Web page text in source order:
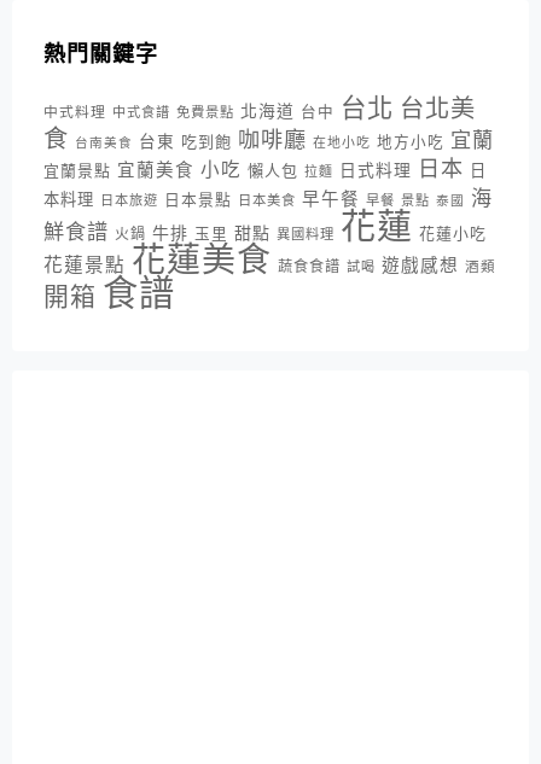
熱門關鍵字
中式料理 中式食譜 免費景點 北海道 台中 台北 台北美
食 台南美食 台東 吃到飽 咖啡廳 在地小吃 地方小吃 宜蘭
宜蘭景點 宜蘭美食 小吃 懶人包 拉麵 日式料理 日本 日
本料理
日本旅遊 日本景點 日本美食 早午餐 早餐 景點 泰國
海
鮮食譜 火鍋 牛排 玉里 甜點 異國料理 花蓮 花蓮小吃
花蓮景點 花蓮美食 蔬食食譜 試喝 遊戲感想 酒類
開箱 食譜